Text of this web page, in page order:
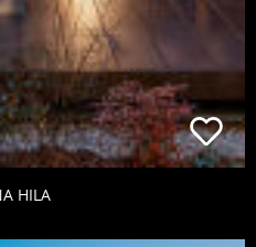
HILA